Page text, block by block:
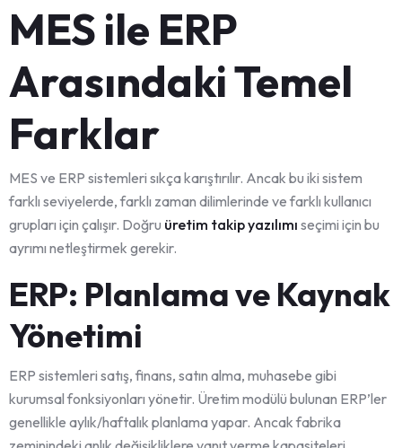
MES ile ERP
Arasındaki Temel
Farklar
MES ve ERP sistemleri sıkça karıştırılır. Ancak bu iki sistem
farklı seviyelerde, farklı zaman dilimlerinde ve farklı kullanıcı
grupları için çalışır. Doğru üretim takip yazılımı seçimi için bu
ayrımı netleştirmek gerekir.
ERP: Planlama ve Kaynak
Yönetimi
ERP sistemleri satış, finans, satın alma, muhasebe gibi
kurumsal fonksiyonları yönetir. Üretim modülü bulunan ERP’ler
genellikle aylık/haftalık planlama yapar. Ancak fabrika